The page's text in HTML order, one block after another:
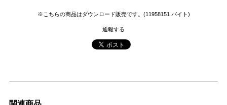
※こちらの商品はダウンロード販売です。(11958151 バイト)
通報する